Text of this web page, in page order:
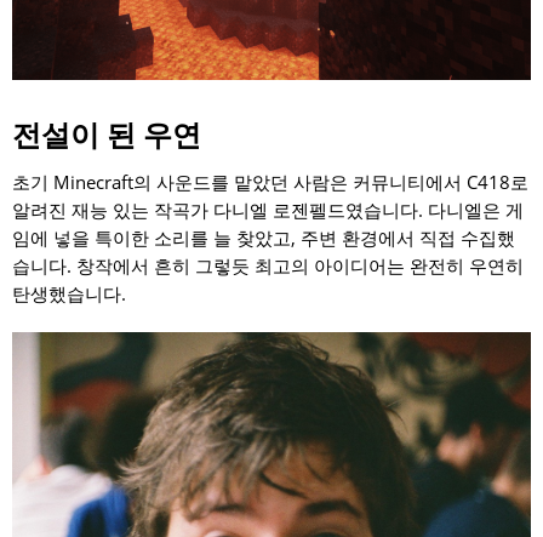
전설이 된 우연
초기 Minecraft의 사운드를 맡았던 사람은 커뮤니티에서 C418로
알려진 재능 있는 작곡가 다니엘 로젠펠드였습니다. 다니엘은 게
임에 넣을 특이한 소리를 늘 찾았고, 주변 환경에서 직접 수집했
습니다. 창작에서 흔히 그렇듯 최고의 아이디어는 완전히 우연히
탄생했습니다.